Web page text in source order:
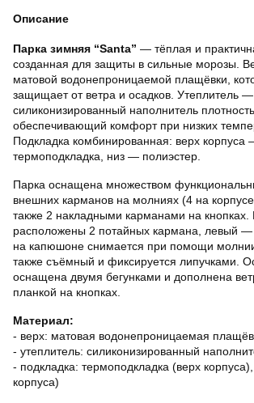
Описание
Парка зимняя “Santa” — тёплая и
созданная для защиты в сильные морозы.
матовой водонепроницаемой плащёвки,
защищает от ветра и осадков. Утеплитель —
силиконизированный наполнитель
обеспечивающий комфорт при низких
Подкладка комбинированная: верх корпуса
термоподкладка, низ — полиэстер.
Парка оснащена множеством
внешних карманов на молниях (4 на
также 2 накладными карманами на кнопках.
расположены 2 потайных кармана, левый
на капюшоне снимается при помощи
также съёмный и фиксируется липучками.
оснащена двумя бегунками и дополнена
планкой на кнопках.
Материал:
- верх: матовая водонепроницаемая
- утеплитель: силиконизированный
- подкладка: термоподкладка (верх
корпуса)